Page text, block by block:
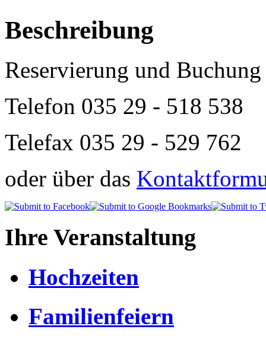
Beschreibung
Reservierung und
Telefon 035 29 - 518 538
Telefax 035 29 - 529 762
oder über das
Ihre Veranstaltung
Hochzeiten
Familienfeiern